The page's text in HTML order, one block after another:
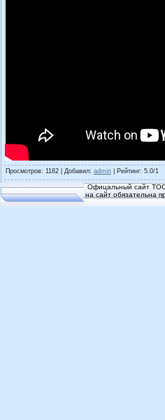
Просмотров: 1182 | Добавил: admin Рейтинг: 5.0/1
Офицальный сайт
на сайт обязательна